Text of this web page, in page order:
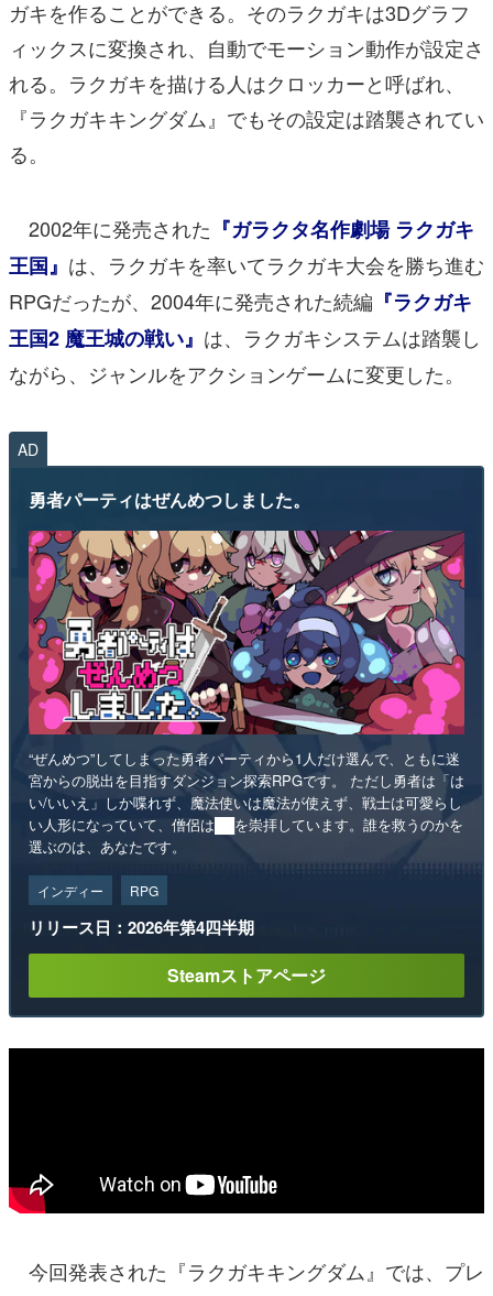
ガキを作ることができる。そのラクガキは3Dグラフ
ィックスに変換され、自動でモーション動作が設定さ
れる。ラクガキを描ける人はクロッカーと呼ばれ、
『ラクガキキングダム』でもその設定は踏襲されてい
る。
2002年に発売された 『ガラクタ名作劇場 ラクガキ
王国』 は、ラクガキを率いてラクガキ大会を勝ち進む
RPGだったが、2004年に発売された続編 『ラクガキ
王国2 魔王城の戦い』 は、ラクガキシステムは踏襲し
ながら、ジャンルをアクションゲームに変更した。
AD
勇者パーティはぜんめつしました。
“ぜんめつ”してしまった勇者パーティから1人だけ選んで、ともに迷
宮からの脱出を目指すダンジョン探索RPGです。 ただし勇者は「は
い/いいえ」しか喋れず、魔法使いは魔法が使えず、戦士は可愛らし
い人形になっていて、僧侶は██を崇拝しています。誰を救うのかを
選ぶのは、あなたです。
インディー RPG
リリース日：2026年第4四半期
Steamストアページ
今回発表された『ラクガキキングダム』では、プレ